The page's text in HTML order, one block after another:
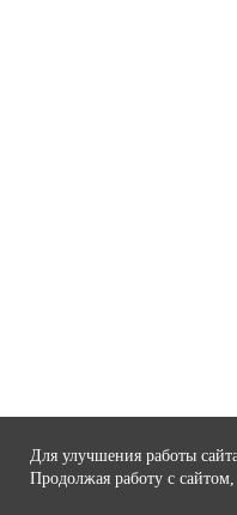
Для улучшения работы
Продолжая работу с